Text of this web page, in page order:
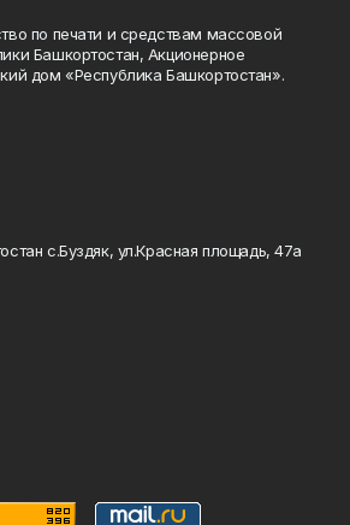
по печати и средствам массовой
Башкортостан, Акционерное
дом «Республика Башкортостан».
с.Буздяк, ул.Красная площадь, 47а